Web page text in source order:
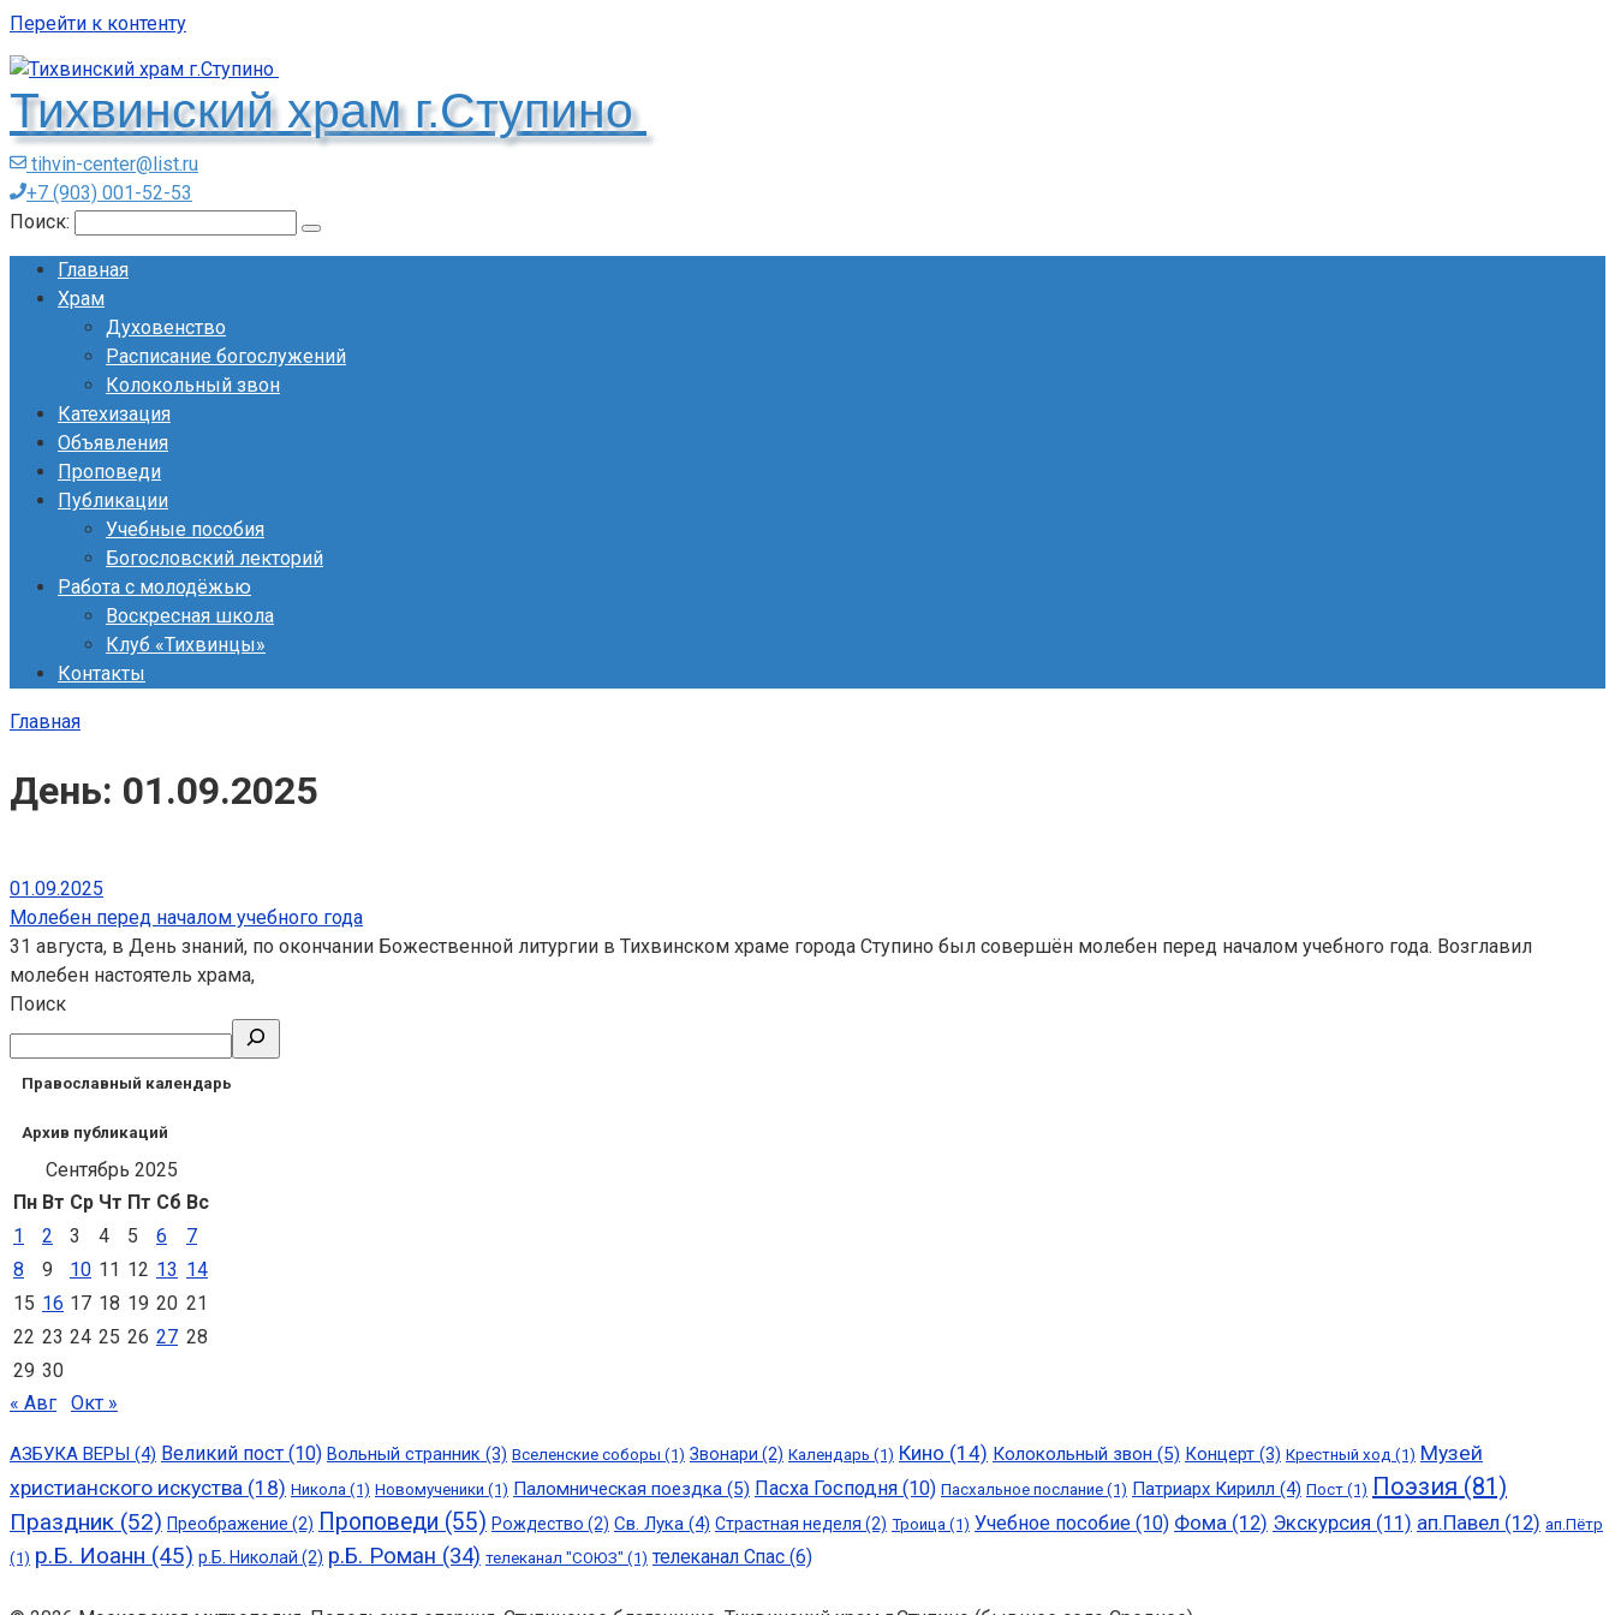
Перейти к контенту
Тихвинский храм г.Ступино
tihvin-center@list.ru
+7 (903) 001-52-53
Поиск:
Главная
Храм
Духовенство
Расписание богослужений
Колокольный звон
Катехизация
Объявления
Проповеди
Публикации
Учебные пособия
Богословский лекторий
Работа с молодёжью
Воскресная школа
Клуб «Тихвинцы»
Контакты
Главная
День: 01.09.2025
01.09.2025
Молебен перед началом учебного года
31 августа, в День знаний, по окончании Божественной литургии в Тихвинском храме города Ступино был совершён молебен перед началом учебного года. Возглавил
молебен настоятель храма,
Поиск
Православный календарь
Архив публикаций
Сентябрь 2025
Пн Вт Ср Чт Пт Сб Вс
1
2 3 4 5 6
7
8
9 10 11 12 13 14
15 16 17 18 19 20 21
22 23 24 25 26 27 28
29 30
« Авг
Окт »
АЗБУКА ВЕРЫ (4) Великий пост (10) Вольный странник (3) Вселенские соборы (1) Звонари (2) Календарь (1) Кино (14) Колокольный звон (5) Концерт (3) Крестный ход (1) Музей
христианского искуства (18) Никола (1) Новомученики (1) Паломническая поездка (5) Пасха Господня (10) Пасхальное послание (1) Патриарх Кирилл (4) Пост (1) Поэзия (81)
Праздник (52) Преображение (2) Проповеди (55) Рождество (2) Св. Лука (4) Страстная неделя (2) Троица (1) Учебное пособие (10) Фома (12) Экскурсия (11) ап.Павел (12) ап.Пётр
(1) р.Б. Иоанн (45) р.Б. Николай (2) р.Б. Роман (34) телеканал "СОЮЗ" (1) телеканал Спас (6)